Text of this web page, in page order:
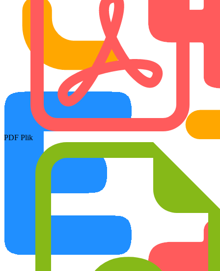
PDF Plik